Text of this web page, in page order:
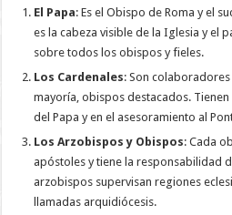
El Papa: Es el Obispo de Roma y el
es la cabeza visible de la Iglesia y el
sobre todos los obispos y fieles.
Los Cardenales: Son colaboradores
mayoría, obispos destacados.
del Papa y en el asesoramiento al
Los Arzobispos y Obispos: Cada
apóstoles y tiene la responsabilidad
arzobispos supervisan regiones
llamadas arquidiócesis.